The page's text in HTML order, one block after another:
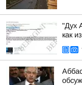
"Дух
как